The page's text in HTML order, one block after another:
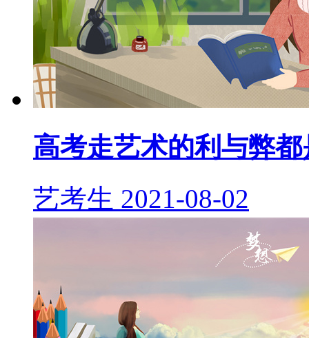
高考走艺术的利与弊
艺考生 2021-08-02